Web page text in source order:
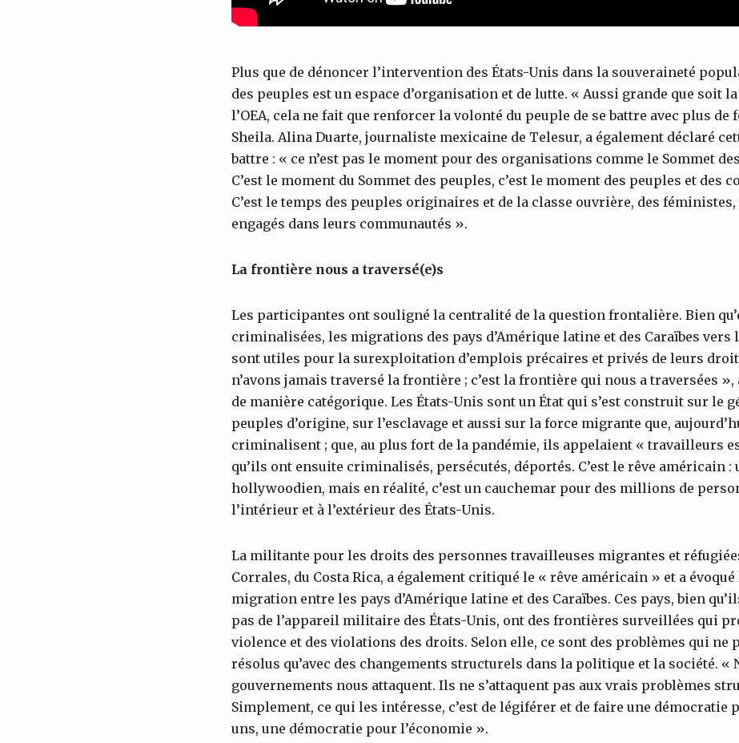
Plus que de dénoncer l’intervention des États-Unis dans la souveraineté
des peuples est un espace d’organisation et de lutte. « Aussi grande que soit
l’OEA, cela ne fait que renforcer la volonté du peuple de se battre avec plus de
Sheila. Alina Duarte, journaliste mexicaine de Telesur, a également déclaré
battre : « ce n’est pas le moment pour des organisations comme le Sommet
C’est le moment du Sommet des peuples, c’est le moment des peuples et des
C’est le temps des peuples originaires et de la classe ouvrière, des
engagés dans leurs communautés ».
La frontière nous a traversé(e)s
Les participantes ont souligné la centralité de la question frontalière. Bien
criminalisées, les migrations des pays d’Amérique latine et des Caraïbes vers
sont utiles pour la surexploitation d’emplois précaires et privés de leurs
n’avons jamais traversé la frontière ; c’est la frontière qui nous a traversées »,
de manière catégorique. Les États-Unis sont un État qui s’est construit sur le
peuples d’origine, sur l’esclavage et aussi sur la force migrante que,
criminalisent ; que, au plus fort de la pandémie, ils appelaient « travailleurs
qu’ils ont ensuite criminalisés, persécutés, déportés. C’est le rêve américain :
hollywoodien, mais en réalité, c’est un cauchemar pour des millions de
l’intérieur et à l’extérieur des États-Unis.
La militante pour les droits des personnes travailleuses migrantes et
Corrales, du Costa Rica, a également critiqué le « rêve américain » et a évoqué
migration entre les pays d’Amérique latine et des Caraïbes. Ces pays, bien
pas de l’appareil militaire des États-Unis, ont des frontières surveillées qui
violence et des violations des droits. Selon elle, ce sont des problèmes qui ne
résolus qu’avec des changements structurels dans la politique et la société. «
gouvernements nous attaquent. Ils ne s’attaquent pas aux vrais problèmes
Simplement, ce qui les intéresse, c’est de légiférer et de faire une démocratie
uns, une démocratie pour l’économie ».